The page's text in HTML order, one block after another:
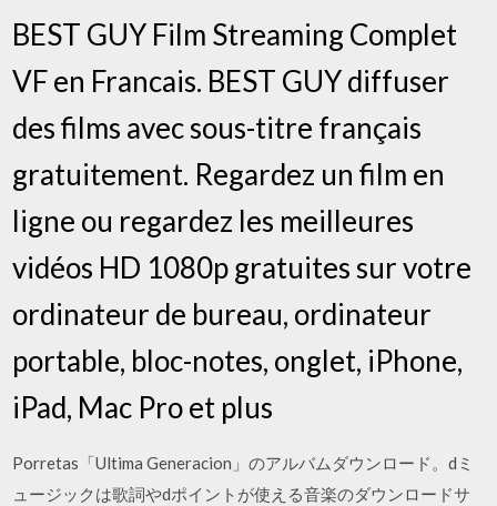
BEST GUY Film Streaming Complet
VF en Francais. BEST GUY diffuser
des films avec sous-titre français
gratuitement. Regardez un film en
ligne ou regardez les meilleures
vidéos HD 1080p gratuites sur votre
ordinateur de bureau, ordinateur
portable, bloc-notes, onglet, iPhone,
iPad, Mac Pro et plus
Porretas「Ultima Generacion」のアルバムダウンロード。dミ
ュージックは歌詞やdポイントが使える音楽のダウンロードサ